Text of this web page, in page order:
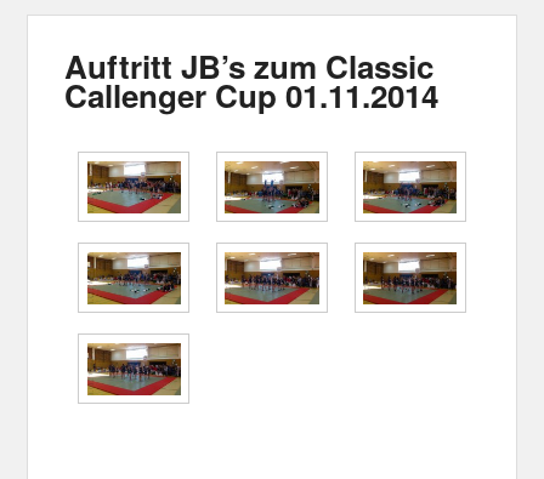
Auftritt JB’s zum Classic
Callenger Cup 01.11.2014